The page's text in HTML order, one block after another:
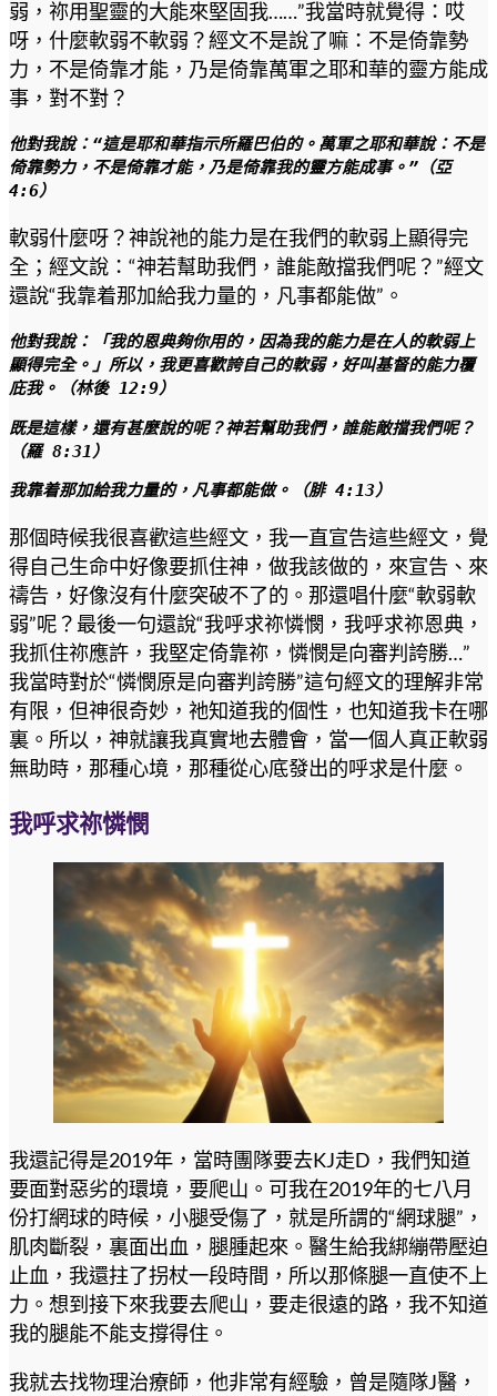
弱，祢用聖靈的大能來堅固我……”我當時就覺得：哎
呀，什麼軟弱不軟弱？經文不是說了嘛：不是倚靠勢
力，不是倚靠才能，乃是倚靠萬軍之耶和華的靈方能成
事，對不對？
他對我說：“這是耶和華指示所羅巴伯的。萬軍之耶和華說：不是
倚靠勢力，不是倚靠才能，乃是倚靠我的靈方能成事。”（亞
4:6）
軟弱什麼呀？神說祂的能力是在我們的軟弱上顯得完
全；經文說：“神若幫助我們，誰能敵擋我們呢？”經文
還說“我靠着那加給我力量的，凡事都能做”。
他對我說：「我的恩典夠你用的，因為我的能力是在人的軟弱上
顯得完全。」所以，我更喜歡誇自己的軟弱，好叫基督的能力覆
庇我。（林後 12:9）
既是這樣，還有甚麼說的呢？神若幫助我們，誰能敵擋我們呢？
（羅 8:31）
我靠着那加給我力量的，凡事都能做。（腓 4:13）
那個時候我很喜歡這些經文，我一直宣告這些經文，覺
得自己生命中好像要抓住神，做我該做的，來宣告、來
禱告，好像沒有什麼突破不了的。那還唱什麼“軟弱軟
弱”呢？最後一句還說“我呼求祢憐憫，我呼求祢恩典，
我抓住祢應許，我堅定倚靠祢，憐憫是向審判誇勝…”
我當時對於“憐憫原是向審判誇勝”這句經文的理解非常
有限，但神很奇妙，祂知道我的個性，也知道我卡在哪
裏。所以，神就讓我真實地去體會，當一個人真正軟弱
無助時，那種心境，那種從心底發出的呼求是什麼。
我呼求祢憐憫
我還記得是2019年，當時團隊要去KJ走D，我們知道
要面對惡劣的環境，要爬山。可我在2019年的七八月
份打網球的時候，小腿受傷了，就是所謂的“網球腿”，
肌肉斷裂，裏面出血，腿腫起來。醫生給我綁繃帶壓迫
止血，我還拄了拐杖一段時間，所以那條腿一直使不上
力。想到接下來我要去爬山，要走很遠的路，我不知道
我的腿能不能支撐得住。
我就去找物理治療師，他非常有經驗，曾是隨隊J醫，